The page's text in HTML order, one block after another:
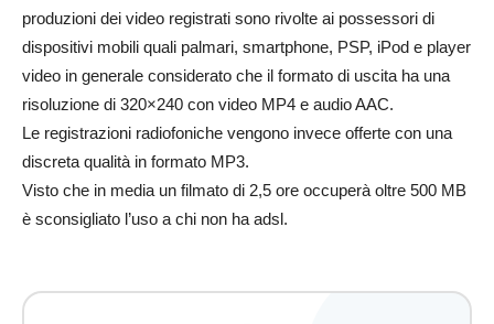
produzioni dei video registrati sono rivolte ai possessori di
dispositivi mobili quali palmari, smartphone, PSP, iPod e player
video in generale considerato che il formato di uscita ha una
risoluzione di 320×240 con video MP4 e audio AAC.
Le registrazioni radiofoniche vengono invece offerte con una
discreta qualità in formato MP3.
Visto che in media un filmato di 2,5 ore occuperà oltre 500 MB
è sconsigliato l’uso a chi non ha adsl.